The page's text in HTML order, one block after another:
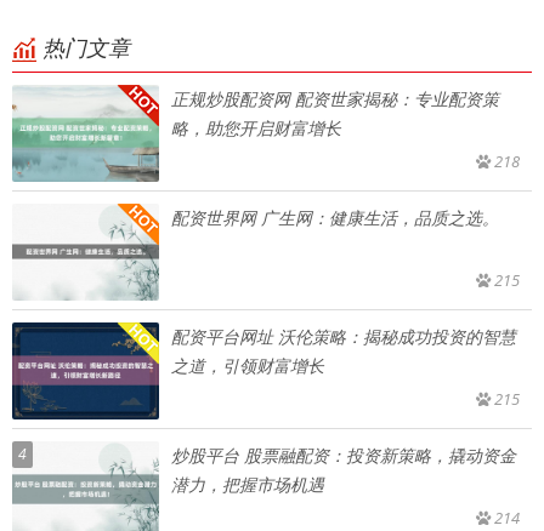
热门文章
正规炒股配资网 配资世家揭秘：专业配资策
略，助您开启财富增长
218
配资世界网 广生网：健康生活，品质之选。
215
配资平台网址 沃伦策略：揭秘成功投资的智慧
之道，引领财富增长
215
4
炒股平台 股票融配资：投资新策略，撬动资金
潜力，把握市场机遇
214